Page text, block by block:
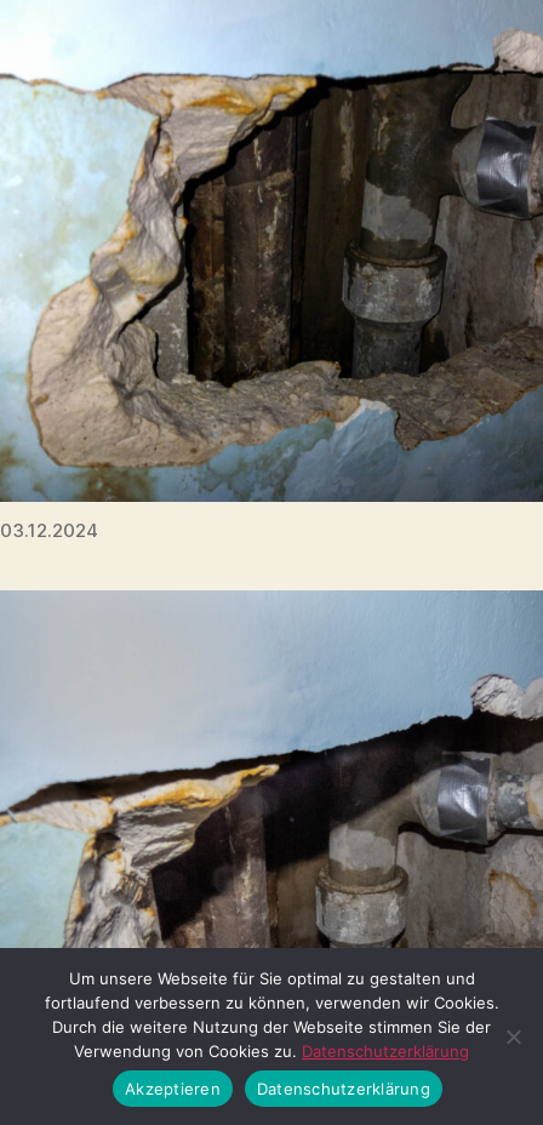
03.12.2024
Um unsere Webseite für Sie optimal zu gestalten und
fortlaufend verbessern zu können, verwenden wir Cookies.
Durch die weitere Nutzung der Webseite stimmen Sie der
Verwendung von Cookies zu. Datenschutzerklärung
Akzeptieren
Datenschutzerklärung